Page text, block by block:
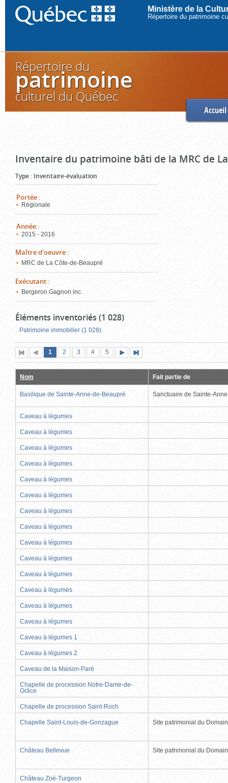
Ministère de la
Répertoire du patrimoine
Répertoire du
patrimoine
culturel du Québec
Accueil
Inventaire du patrimoine bâti de la MRC de
Type : Inventaire-évaluation
Portée :
Régionale
Année :
2015 - 2016
Maître d'oeuvre :
MRC de La Côte-de-Beaupré
Exécutant :
Bergeron Gagnon inc.
Éléments inventoriés (1 028)
Patrimoine immobilier (1 028)
Première
page
Page
précédente
Page
1 (page
actuelle)
Page
2 Page
3 Page
4 Page
5
suivante
page
Nom Fait partie de
Basilique de Sainte-Anne-de-Beaupré Sanctuaire de Sainte-
Caveau à légumes
Caveau à légumes
Caveau à légumes
Caveau à légumes
Caveau à légumes
Caveau à légumes
Caveau à légumes
Caveau à légumes
Caveau à légumes
Caveau à légumes
Caveau à légumes
Caveau à légumes
Caveau à légumes
Caveau à légumes
Caveau à légumes 1
Caveau à légumes 2
Caveau de la Maison-Paré
Chapelle de procession Notre-Dame-de-
Grâce
Chapelle de procession Saint-Roch
Chapelle Saint-Louis-de-Gonzague Site patrimonial du
Château Bellevue Site patrimonial du
Château Zoé-Turgeon